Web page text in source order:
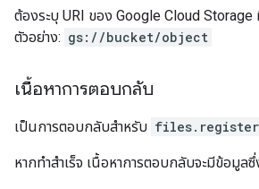
ต้องระบุ URI ของ Google Cloud Storage
ตัวอย่าง: gs://bucket/object
เนื้อหาการตอบกลับ
เป็นการตอบกลับสำหรับ files.register
หากทำสำเร็จ เนื้อหาการตอบกลับจะมีข้อมูล